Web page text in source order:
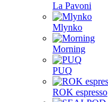
La Pavoni
Mlynko
Morning
PUQ
ROK espresso